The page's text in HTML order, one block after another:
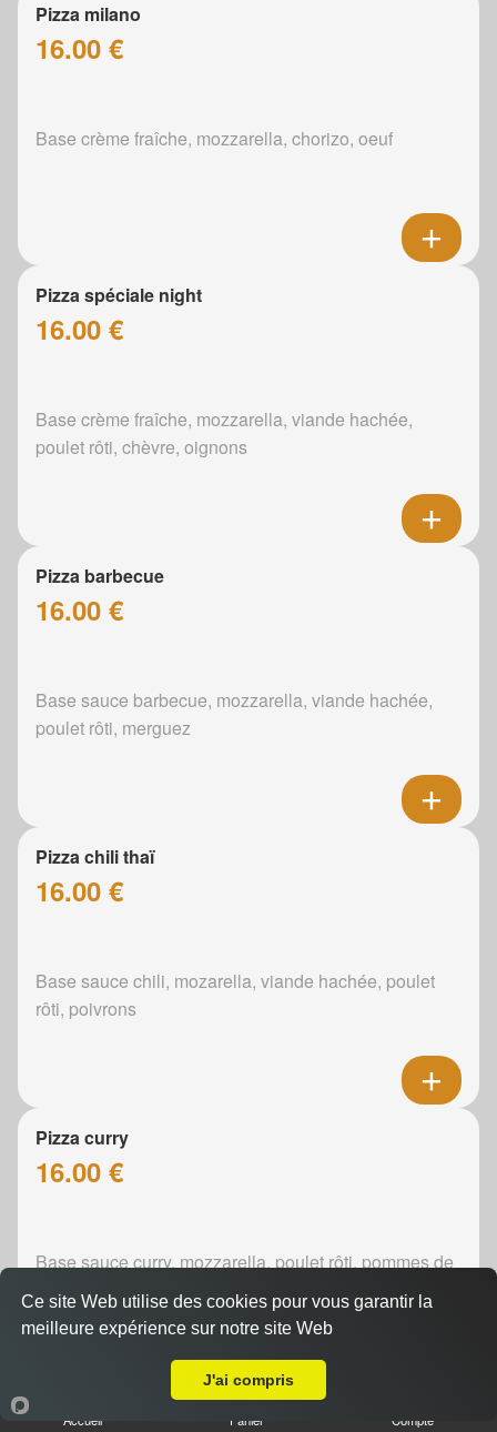
Pizza milano
16.00 €
Base crème fraîche, mozzarella, chorizo, oeuf
Pizza spéciale night
16.00 €
Base crème fraîche, mozzarella, viande hachée,
poulet rôti, chèvre, oignons
Pizza barbecue
16.00 €
Base sauce barbecue, mozzarella, viande hachée,
poulet rôti, merguez
Pizza chili thaï
16.00 €
Base sauce chili, mozarella, viande hachée, poulet
rôti, poivrons
Pizza curry
16.00 €
Base sauce curry, mozzarella, poulet rôti, pommes de
terre, poivrons, oignons
Pizza boursin
Accueil Panier Compte
Ce site Web utilise des cookies pour vous garantir la
meilleure expérience sur notre site Web
J'ai compris